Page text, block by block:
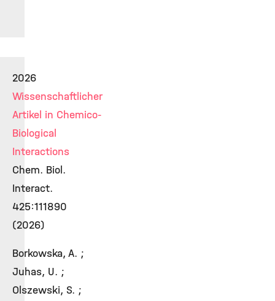
2026
Wissenschaftlicher
Artikel in Chemico-
Biological
Interactions
Chem. Biol.
Interact.
425:111890
(2026)
Borkowska, A. ;
Juhas, U. ;
Olszewski, S. ;